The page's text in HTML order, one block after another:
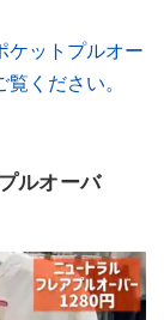
ケットプルオー
ください。
ルオーバ